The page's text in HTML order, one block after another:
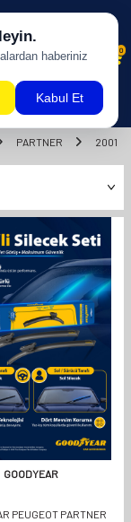
!
0
PARTNER 2001
GOODYEAR
PEUGEOT PARTNER